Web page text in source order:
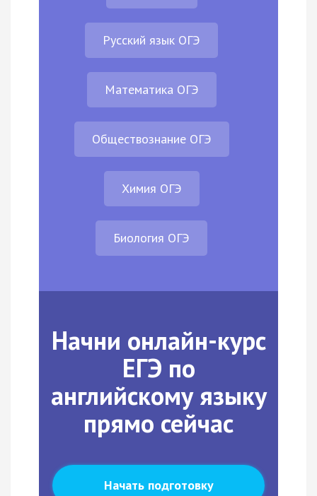
Русский язык ОГЭ
Математика ОГЭ
Обществознание ОГЭ
Химия ОГЭ
Биология ОГЭ
Начни онлайн-курс
ЕГЭ по
английскому языку
прямо сейчас
Начать подготовку